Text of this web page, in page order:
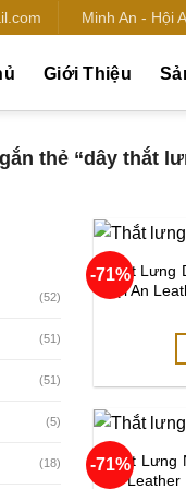
Minh An - Hội
Giới Thiệu
thẻ “dây thắt
(52)
(51)
(51)
(5)
(18)
-71%
Thắt Lưng
Hội An
-71%
Thắt Lưng
An Leather